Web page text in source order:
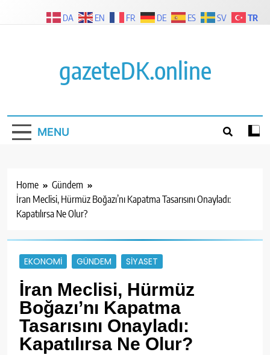
gazeteDK.online
MENU
Home
Gündem
İran Meclisi, Hürmüz Boğazı’nı Kapatma Tasarısını Onayladı:
Kapatılırsa Ne Olur?
EKONOMI GÜNDEM SIYASET
İran Meclisi, Hürmüz
Boğazı’nı Kapatma
Tasarısını Onayladı:
Kapatılırsa Ne Olur?
DA EN FR DE ES SV TR